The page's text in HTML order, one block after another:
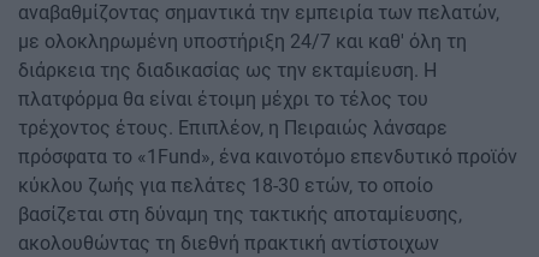
αναβαθμίζοντας σημαντικά την εμπειρία των πελατών,
με ολοκληρωμένη υποστήριξη 24/7 και καθ' όλη τη
διάρκεια της διαδικασίας ως την εκταμίευση. Η
πλατφόρμα θα είναι έτοιμη μέχρι το τέλος του
τρέχοντος έτους. Επιπλέον, η Πειραιώς λάνσαρε
πρόσφατα το «1Fund», ένα καινοτόμο επενδυτικό προϊόν
κύκλου ζωής για πελάτες 18-30 ετών, το οποίο
βασίζεται στη δύναμη της τακτικής αποταμίευσης,
ακολουθώντας τη διεθνή πρακτική αντίστοιχων